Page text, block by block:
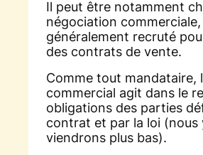
Il peut être notamment
négociation
généralement recruté
des contrats de vente.
Comme tout mandataire,
commercial agit dans le
obligations des parties
contrat et par la loi (nous
viendrons plus bas).